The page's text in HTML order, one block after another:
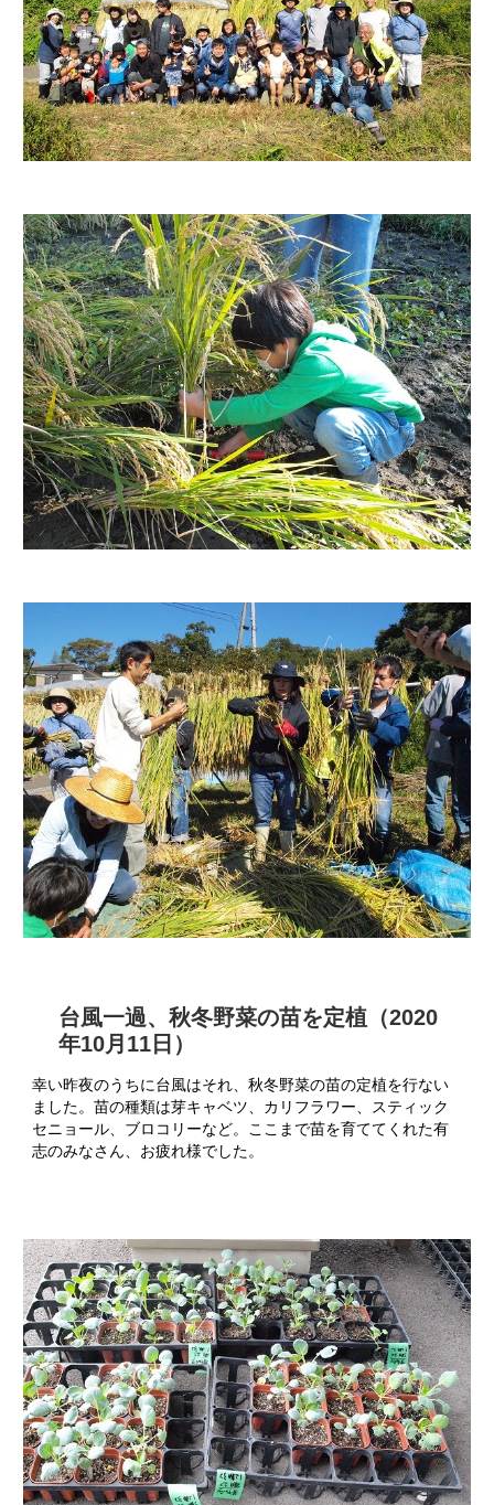
台風一過、秋冬野菜の苗を定植（2020
年10月11日）
幸い昨夜のうちに台風はそれ、秋冬野菜の苗の定植を行ない
ました。苗の種類は芽キャベツ、カリフラワー、スティック
セニョール、ブロコリーなど。ここまで苗を育ててくれた有
志のみなさん、お疲れ様でした。